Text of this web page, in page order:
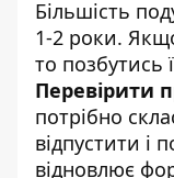
Більшість
1-2 роки.
то позбутись
Перевірити
потрібно
відпустити і
відновлює